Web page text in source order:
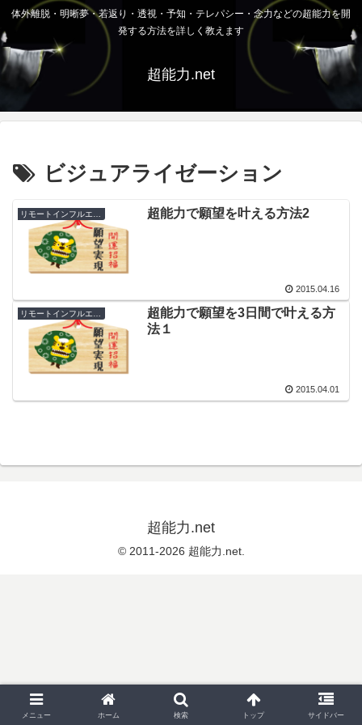
体外離脱・明晰夢・若返り・透視・予知・テレパシー・念力などの超能力を開
発する方法を詳しく教えます
超能力.net
ビジュアライゼーション
超能力で願望を叶える方法2
2015.04.16
リモートインフルエンス
超能力で願望を3日間で叶える方
法１
2015.04.01
超能力.net
© 2011-2026 超能力.net.
メニュー ホーム 検索 トップ サイドバー